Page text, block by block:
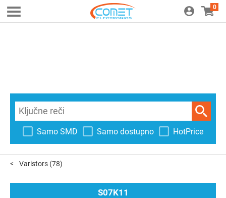
0
Samo SMD Samo dostupno HotPrice
Varistors (78)
S07K11